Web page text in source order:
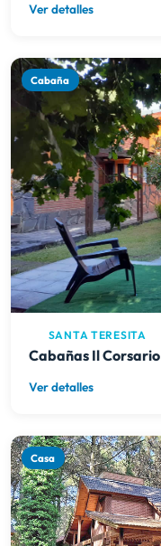
Ver detalles
Cabaña
SANTA TERESITA
Cabañas Il Corsario
Ver detalles
Casa